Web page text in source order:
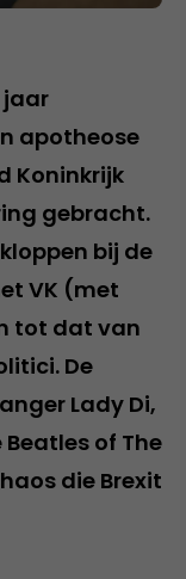
jaar
apotheose
Koninkrijk
gebracht.
bij de
VK (met
tot dat van
De
Lady Di,
of The
die Brexit